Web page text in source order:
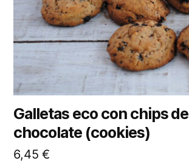
Galletas eco con chips de
chocolate (cookies)
6,45€